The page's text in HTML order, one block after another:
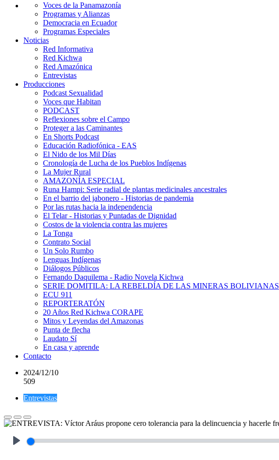
Voces de la Panamazonía
Programas y Alianzas
Democracia en Ecuador
Programas Especiales
Noticias
Red Informativa
Red Kichwa
Red Amazónica
Entrevistas
Producciones
Podcast Sexualidad
Voces que Habitan
PODCAST
Reflexiones sobre el Campo
Proteger a las Caminantes
En Shorts Podcast
Educación Radiofónica - EAS
El Nido de los Mil Días
Cronología de Lucha de los Pueblos Indígenas
La Mujer Rural
AMAZONÍA ESPECIAL
Runa Hampi: Serie radial de plantas medicinales ancestrales
En el barrio del jabonero - Historias de pandemia
Por las rutas hacia la independencia
El Telar - Historias y Puntadas de Dignidad
Costos de la violencia contra las mujeres
La Tonga
Contrato Social
Un Solo Rumbo
Lenguas Indígenas
Diálogos Públicos
Fernando Daquilema - Radio Novela Kichwa
SERIE DOMITILA: LA REBELDÍA DE LAS MINERAS BOLIVIANAS
ECU 911
REPORTERATÓN
20 Años Red Kichwa CORAPE
Mitos y Leyendas del Amazonas
Punta de flecha
Laudato Sí
En casa y aprende
Contacto
2024/12/10
509
Entrevistas